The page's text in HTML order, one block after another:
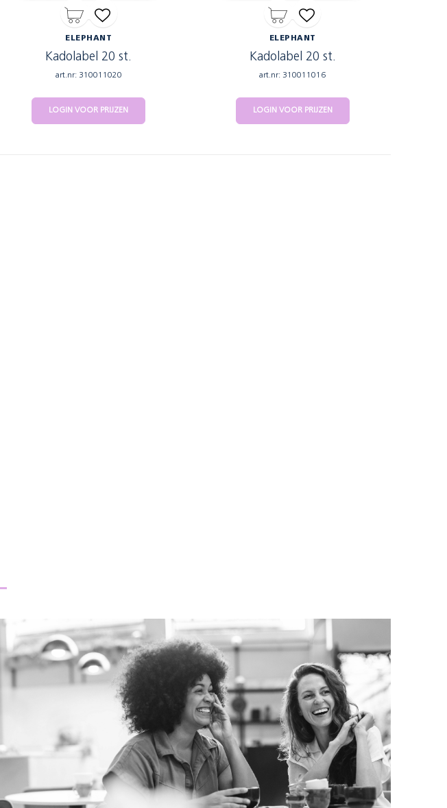
ELEPHANT
Kadolabel 20 st.
art.nr: 310011020
LOGIN VOOR PRIJZEN
ELEPHANT
Kadolabel 20 st.
art.nr: 310011016
LOGIN VOOR PRIJZEN